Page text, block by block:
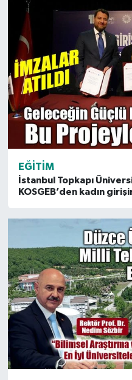
EĞITIM
İstanbul Topkapı
KOSGEB’den kadın